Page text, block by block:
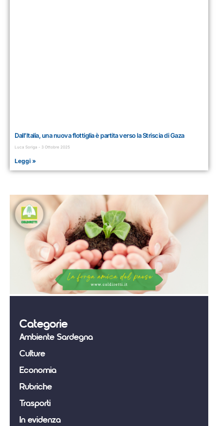
Dall’Italia, una nuova flottiglia è partita verso la Striscia di Gaza
Luca Soriga 3 Ottobre 2025
Leggi »
Categorie
Ambiente Sardegna
Culture
Economia
Rubriche
Trasporti
In evidenza